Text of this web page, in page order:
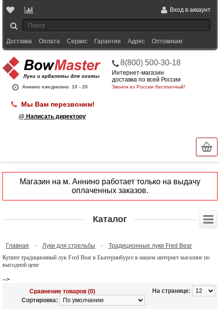
Вход в аккаунт
Доставка Оплата Сервис Гарантии Адрес Оптовикам
Аннино ежедневно 10 - 20
8(800) 500-30-18
Интернет-магазин
доставка по всей России
Звонок из России бесплатный!
Мы Вам перезвоним!
@ Написать директору
Магазин на м. Аннино работает только на выдачу
оплаченных заказов.
Каталог
Главная » Луки для стрельбы »
Традиционные луки Fred Bear
Купите традиционный лук Fred Bear в Екатеринбурге в нашем интернет магазине по
выгодной цене
-->
На странице:
Сравнение товаров (0)
Сортировка: